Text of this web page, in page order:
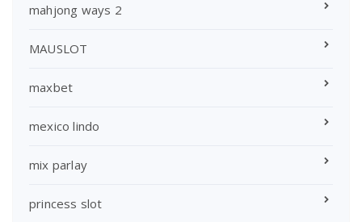
mahjong ways 2
MAUSLOT
maxbet
mexico lindo
mix parlay
princess slot